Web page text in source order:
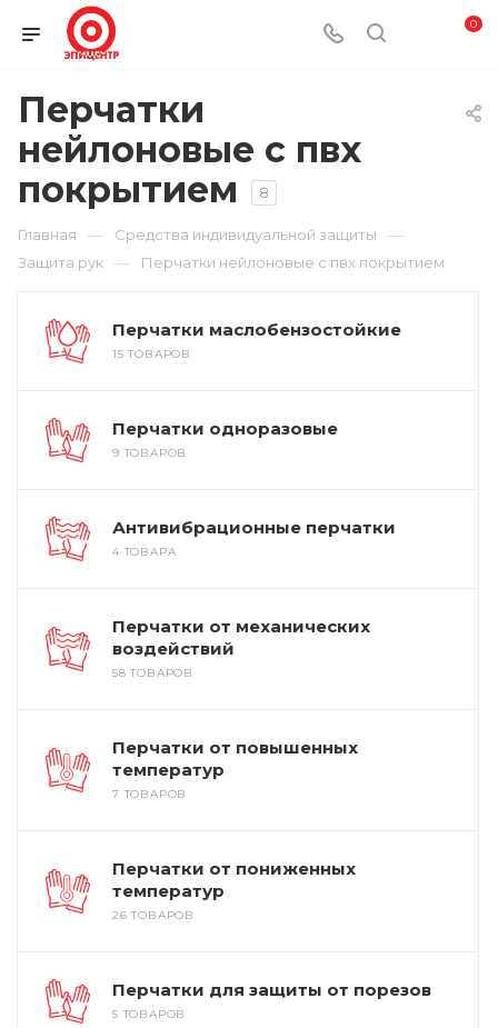
0
Перчатки
нейлоновые с пвх
покрытием
8
Главная — Средства индивидуальной защиты —
Защита рук — Перчатки нейлоновые с пвх покрытием
Перчатки маслобензостойкие
15 ТОВАРОВ
Перчатки одноразовые
9 ТОВАРОВ
Антивибрационные перчатки
4 ТОВАРА
Перчатки от механических
воздействий
58 ТОВАРОВ
Перчатки от повышенных
температур
7 ТОВАРОВ
Перчатки от пониженных
температур
26 ТОВАРОВ
Перчатки для защиты от порезов
5 ТОВАРОВ